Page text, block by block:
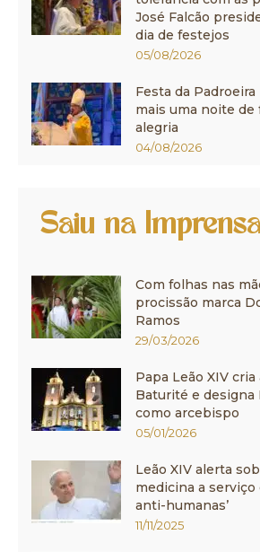
José Falcão
dia de festejos
05/08/2026
Festa da
mais uma noite de
alegria
04/08/2026
Saiu na
Com folhas nas
procissão marca
Ramos
29/03/2026
Papa Leão XIV
Baturité e designa
como arcebispo
05/01/2026
Leão XIV alerta
medicina a serviço
anti-humanas’
11/11/2025